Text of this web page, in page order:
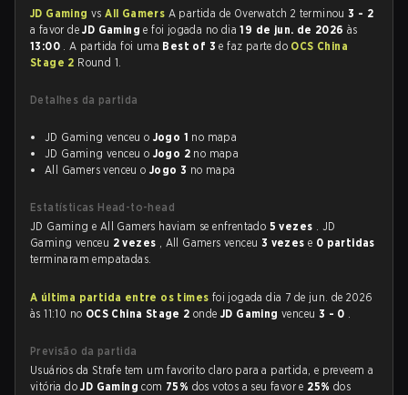
JD Gaming vsAll Gamers A partida de Overwatch 2 terminou3 - 2
a favor deJD Gaminge foi jogada no dia19 de jun. de 2026às
13:00 . A partida foi uma Best of 3e faz parte do OCS China
Stage 2 Round 1.
Detalhes da partida
JD Gaming venceu o Jogo 1 no mapa
JD Gaming venceu o Jogo 2 no mapa
All Gamers venceu o Jogo 3 no mapa
Estatísticas Head-to-head
JD Gaming e All Gamers haviam se enfrentado 5 vezes . JD
Gaming venceu 2 vezes , All Gamers venceu 3 vezese 0 partidas
terminaram empatadas.
A última partida entre os times foi jogada dia 7 de jun. de 2026
às 11:10 no OCS China Stage 2ondeJD Gamingvenceu 3 - 0 .
Previsão da partida
Usuários da Strafe tem um favorito claro para a partida, e preveem a
vitória doJD Gamingcom 75% dos votos a seu favor e 25% dos